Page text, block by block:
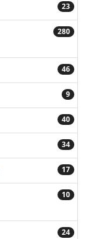
23
280
46
9
40
34
17
10
24